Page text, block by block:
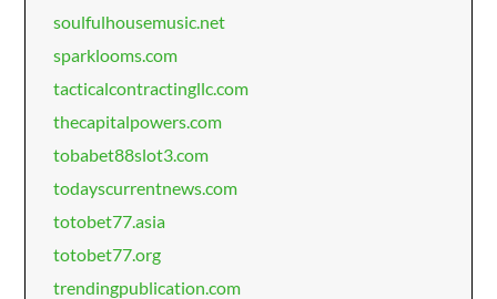
soulfulhousemusic.net
sparklooms.com
tacticalcontractingllc.com
thecapitalpowers.com
tobabet88slot3.com
todayscurrentnews.com
totobet77.asia
totobet77.org
trendingpublication.com